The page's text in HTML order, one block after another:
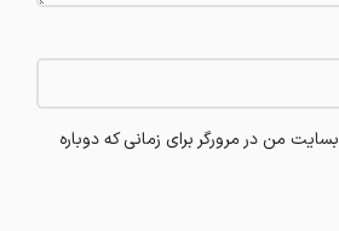
من در مرورگر برای زمانی که دوباره